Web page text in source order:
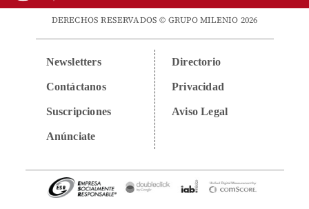
DERECHOS RESERVADOS © GRUPO MILENIO 2026
Newsletters
Contáctanos
Suscripciones
Anúnciate
Directorio
Privacidad
Aviso Legal